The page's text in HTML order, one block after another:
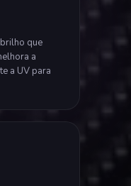
que
a
a UV para